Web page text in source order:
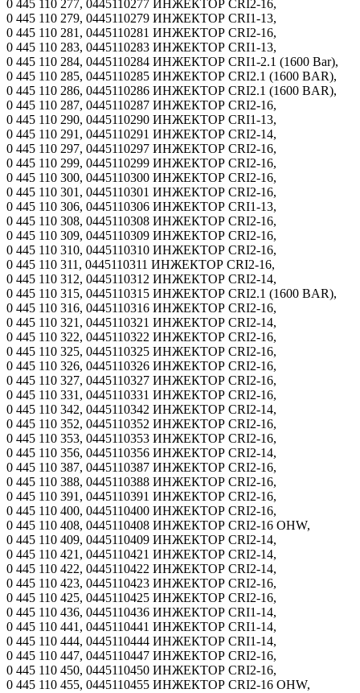
0 445 110 277, 0445110277 ИНЖЕКТОР CRI2-16,
0 445 110 279, 0445110279 ИНЖЕКТОР CRI1-13,
0 445 110 281, 0445110281 ИНЖЕКТОР CRI2-16,
0 445 110 283, 0445110283 ИНЖЕКТОР CRI1-13,
0 445 110 284, 0445110284 ИНЖЕКТОР CRI1-2.1 (1600 Bar),
0 445 110 285, 0445110285 ИНЖЕКТОР CRI2.1 (1600 BAR),
0 445 110 286, 0445110286 ИНЖЕКТОР CRI2.1 (1600 BAR),
0 445 110 287, 0445110287 ИНЖЕКТОР CRI2-16,
0 445 110 290, 0445110290 ИНЖЕКТОР CRI1-13,
0 445 110 291, 0445110291 ИНЖЕКТОР CRI2-14,
0 445 110 297, 0445110297 ИНЖЕКТОР CRI2-16,
0 445 110 299, 0445110299 ИНЖЕКТОР CRI2-16,
0 445 110 300, 0445110300 ИНЖЕКТОР CRI2-16,
0 445 110 301, 0445110301 ИНЖЕКТОР CRI2-16,
0 445 110 306, 0445110306 ИНЖЕКТОР CRI1-13,
0 445 110 308, 0445110308 ИНЖЕКТОР CRI2-16,
0 445 110 309, 0445110309 ИНЖЕКТОР CRI2-16,
0 445 110 310, 0445110310 ИНЖЕКТОР CRI2-16,
0 445 110 311, 0445110311 ИНЖЕКТОР CRI2-16,
0 445 110 312, 0445110312 ИНЖЕКТОР CRI2-14,
0 445 110 315, 0445110315 ИНЖЕКТОР CRI2.1 (1600 BAR),
0 445 110 316, 0445110316 ИНЖЕКТОР CRI2-16,
0 445 110 321, 0445110321 ИНЖЕКТОР CRI2-14,
0 445 110 322, 0445110322 ИНЖЕКТОР CRI2-16,
0 445 110 325, 0445110325 ИНЖЕКТОР CRI2-16,
0 445 110 326, 0445110326 ИНЖЕКТОР CRI2-16,
0 445 110 327, 0445110327 ИНЖЕКТОР CRI2-16,
0 445 110 331, 0445110331 ИНЖЕКТОР CRI2-16,
0 445 110 342, 0445110342 ИНЖЕКТОР CRI2-14,
0 445 110 352, 0445110352 ИНЖЕКТОР CRI2-16,
0 445 110 353, 0445110353 ИНЖЕКТОР CRI2-16,
0 445 110 356, 0445110356 ИНЖЕКТОР CRI2-14,
0 445 110 387, 0445110387 ИНЖЕКТОР CRI2-16,
0 445 110 388, 0445110388 ИНЖЕКТОР CRI2-16,
0 445 110 391, 0445110391 ИНЖЕКТОР CRI2-16,
0 445 110 400, 0445110400 ИНЖЕКТОР CRI2-16,
0 445 110 408, 0445110408 ИНЖЕКТОР CRI2-16 OHW,
0 445 110 409, 0445110409 ИНЖЕКТОР CRI2-14,
0 445 110 421, 0445110421 ИНЖЕКТОР CRI2-14,
0 445 110 422, 0445110422 ИНЖЕКТОР CRI2-14,
0 445 110 423, 0445110423 ИНЖЕКТОР CRI2-16,
0 445 110 425, 0445110425 ИНЖЕКТОР CRI2-16,
0 445 110 436, 0445110436 ИНЖЕКТОР CRI1-14,
0 445 110 441, 0445110441 ИНЖЕКТОР CRI1-14,
0 445 110 444, 0445110444 ИНЖЕКТОР CRI1-14,
0 445 110 447, 0445110447 ИНЖЕКТОР CRI2-16,
0 445 110 450, 0445110450 ИНЖЕКТОР CRI2-16,
0 445 110 455, 0445110455 ИНЖЕКТОР CRI2-16 OHW,